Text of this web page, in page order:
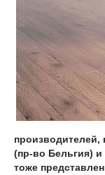
производителей,
(пр-во Бельгия) и
тоже